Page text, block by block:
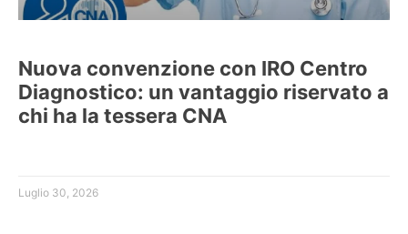
Nuova convenzione con IRO Centro
Diagnostico: un vantaggio riservato a
chi ha la tessera CNA
Luglio 30, 2026